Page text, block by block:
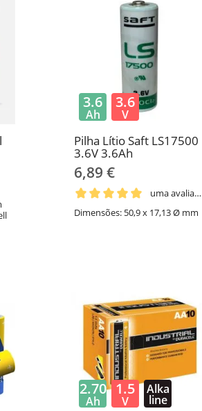
Pilha Lítio Saft LS17500
3.6V 3.6Ah
6,89 €
uma avaliação
Dimensões: 50,9 x 17,13 Ø mm
3.6
Ah
3.6
V
2.70
Ah
1.5
V
Alka
line